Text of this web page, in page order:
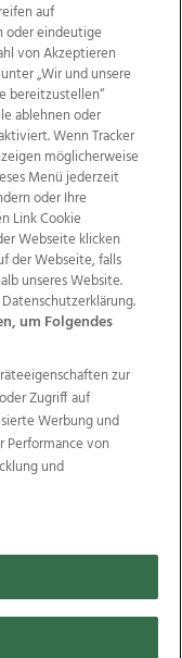
Kontakt
Jobs
Anzeigekunden
Werbung
Wimmer
Ischler Woche
OÖN Immobilien
Galerien
& Co KG
auf
oder eindeutige
von Akzeptieren
„Wir und unsere
bereitzustellen“
ablehnen oder
Wenn Tracker
möglicherweise
Menü jederzeit
oder Ihre
Link Cookie
Webseite klicken
der Webseite, falls
unseres Website.
um Folgendes
zur
Zugriff auf
Werbung und
Performance von
und